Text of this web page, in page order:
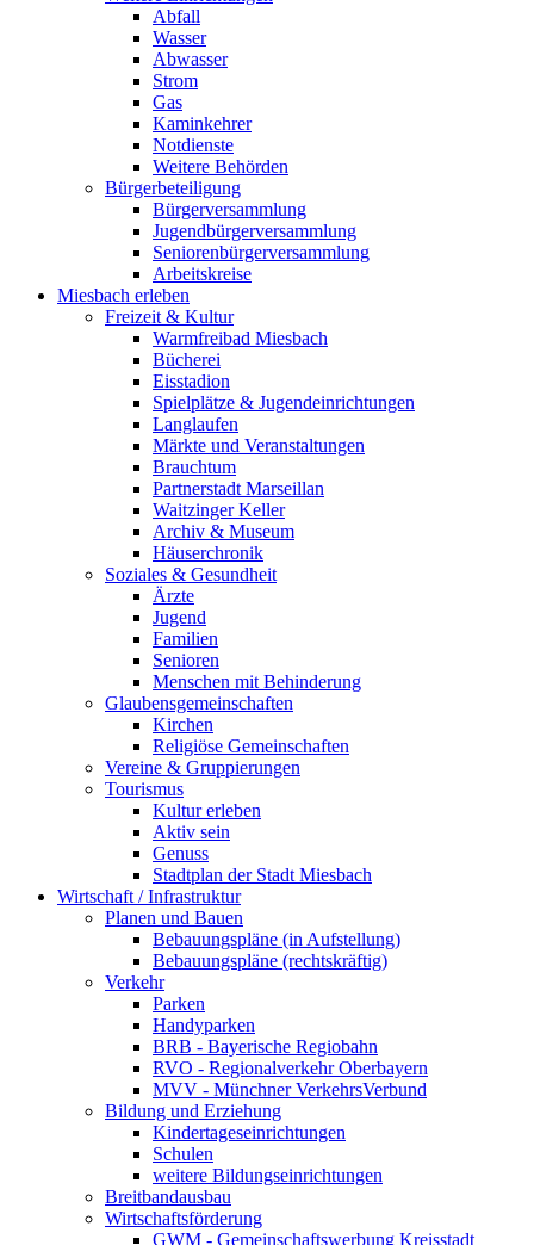
Abfall
Wasser
Abwasser
Strom
Gas
Kaminkehrer
Notdienste
Weitere Behörden
Bürgerbeteiligung
Bürgerversammlung
Jugendbürgerversammlung
Seniorenbürgerversammlung
Arbeitskreise
Miesbach erleben
Freizeit & Kultur
Warmfreibad Miesbach
Bücherei
Eisstadion
Spielplätze & Jugendeinrichtungen
Langlaufen
Märkte und Veranstaltungen
Brauchtum
Partnerstadt Marseillan
Waitzinger Keller
Archiv & Museum
Häuserchronik
Soziales & Gesundheit
Ärzte
Jugend
Familien
Senioren
Menschen mit Behinderung
Glaubensgemeinschaften
Kirchen
Religiöse Gemeinschaften
Vereine & Gruppierungen
Tourismus
Kultur erleben
Aktiv sein
Genuss
Stadtplan der Stadt Miesbach
Wirtschaft / Infrastruktur
Planen und Bauen
Bebauungspläne (in Aufstellung)
Bebauungspläne (rechtskräftig)
Verkehr
Parken
Handyparken
BRB - Bayerische Regiobahn
RVO - Regionalverkehr Oberbayern
MVV - Münchner VerkehrsVerbund
Bildung und Erziehung
Kindertageseinrichtungen
Schulen
weitere Bildungseinrichtungen
Breitbandausbau
Wirtschaftsförderung
GWM - Gemeinschaftswerbung Kreisstadt